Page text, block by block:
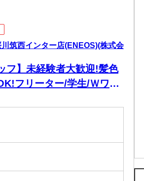
筑西インター店(ENEOS)(株式会
フ】未経験者大歓迎!髪色
フリーター/学生/Ｗワー